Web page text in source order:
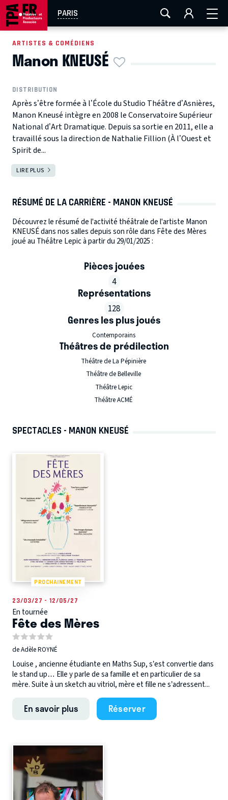
PARIS
AIX-MARSEILLE LA ROCHELLE
EN TOURNÉE
ARTISTES & COMÉDIENS
Manon KNEUSÉ
DISTRIBUTION
Après s’être formée à l’École du Studio Théâtre d’Asnières,
Manon Kneusé intègre en 2008 le Conservatoire Supérieur
National d’Art Dramatique. Depuis sa sortie en 2011, elle a
travaillé sous la direction de Nathalie Fillion (À l’Ouest et
Spirit de...
LIRE PLUS
RÉSUMÉ DE LA CARRIÈRE - MANON KNEUSÉ
Découvrez le résumé de l'activité théâtrale de l'artiste Manon
KNEUSÉ dans nos salles depuis son rôle dans Fête des Mères
joué au Théâtre Lepic à partir du 29/01/2025 :
Pièces jouées
4
Représentations
128
Genres les plus joués
Contemporains
Théâtres de prédilection
Théâtre de La Pépinière
Théâtre de Belleville
Théâtre Lepic
Théâtre ACMÉ
SPECTACLES - MANON KNEUSÉ
PROCHAINEMENT
23/03/27 - 12/05/27
En tournée
Fête des Mères
de Adèle ROYNÉ
Louise , ancienne étudiante en Maths Sup, s’est convertie dans
le stand up… Elle y parle de sa famille et en particulier de sa
mère. Suite à un sketch au vitriol, mère et fille ne s’adressent...
En savoir plus Réserver